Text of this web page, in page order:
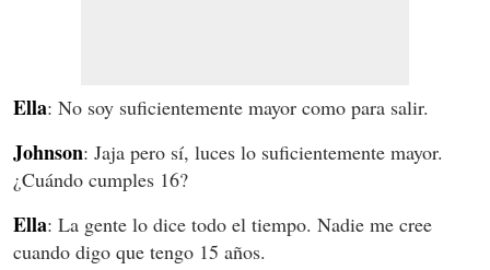
Ella: No soy suficientemente mayor como para salir.
Johnson: Jaja pero sí, luces lo suficientemente mayor.
¿Cuándo cumples 16?
Ella: La gente lo dice todo el tiempo. Nadie me cree
cuando digo que tengo 15 años.